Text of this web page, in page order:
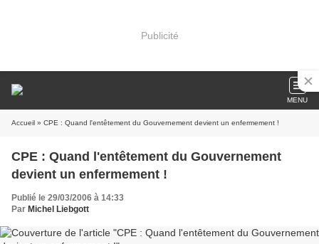
Publicité
MENU
Accueil » CPE : Quand l'entêtement du Gouvernement devient un enfermement !
CPE : Quand l'entêtement du Gouvernement
devient un enfermement !
Publié le 29/03/2006 à 14:33
Par Michel Liebgott